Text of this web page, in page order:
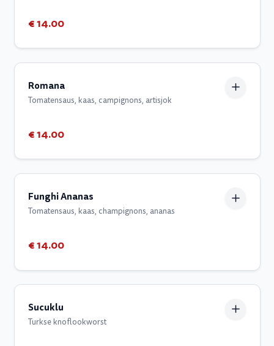
€ 14.00
Romana
Tomatensaus, kaas, campignons, artisjok
€ 14.00
Funghi Ananas
Tomatensaus, kaas, champignons, ananas
€ 14.00
Sucuklu
Turkse knoflookworst